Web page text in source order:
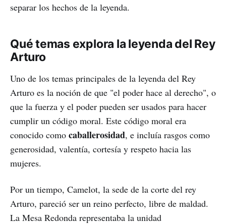
separar los hechos de la leyenda.
Qué temas explora la leyenda del Rey
Arturo
Uno de los temas principales de la leyenda del Rey
Arturo es la noción de que "el poder hace al derecho", o
que la fuerza y el poder pueden ser usados para hacer
cumplir un código moral. Este código moral era
conocido como caballerosidad, e incluía rasgos como
generosidad, valentía, cortesía y respeto hacia las
mujeres.
Por un tiempo, Camelot, la sede de la corte del rey
Arturo, pareció ser un reino perfecto, libre de maldad.
La Mesa Redonda representaba la unidad